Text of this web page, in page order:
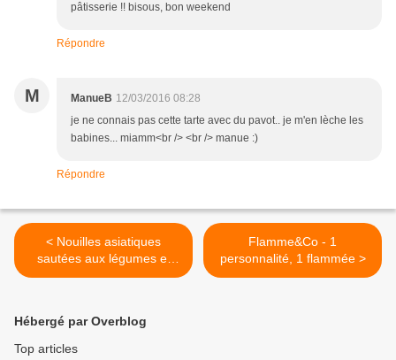
pâtisserie !! bisous, bon weekend
Répondre
M ManueB 12/03/2016 08:28
je ne connais pas cette tarte avec du pavot.. je m'en lèche les
babines... miamm<br /> <br /> manue :)
Répondre
< Nouilles asiatiques
sautées aux légumes et
poulet
Flamme&Co - 1
personnalité, 1 flammée >
Hébergé par Overblog
Top articles